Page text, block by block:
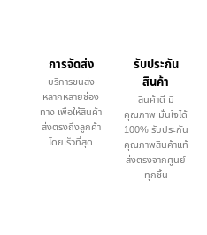
การจัดส่ง
บริการขนส่ง
หลากหลายช่อง
ทาง เพื่อให้สินค้า
ส่งตรงถึงลูกค้า
โดยเร็วที่สุด
รับประกัน
สินค้า
สินค้าดี มี
คุณภาพ มั่นใจได้
100% รับประกัน
คุณภาพสินค้าแท้
ส่งตรงจากศูนย์
ทุกชิ้น